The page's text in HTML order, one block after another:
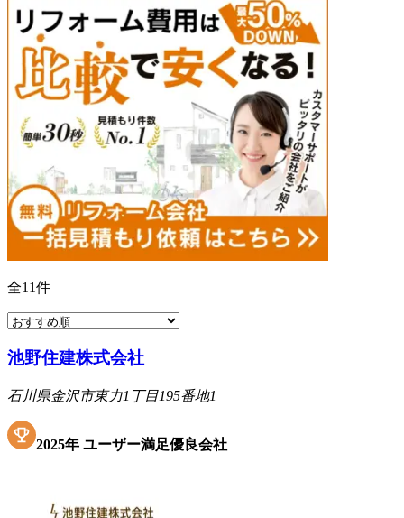
全11件
池野住建株式会社
石川県金沢市東力1丁目195番地1
2025年 ユーザー満足優良会社